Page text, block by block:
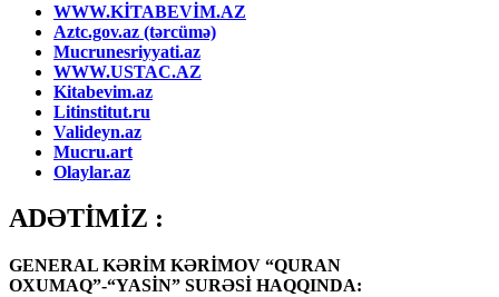
WWW.KİTABEVİM.AZ
Aztc.gov.az (tərcümə)
Mucrunesriyyati.az
WWW.USTAC.AZ
Kitabevim.az
Litinstitut.ru
Valideyn.az
Mucru.art
Olaylar.az
ADƏTİMİZ :
GENERAL KƏRİM KƏRİMOV “QURAN
OXUMAQ”-“YASİN” SURƏSİ HAQQINDA: